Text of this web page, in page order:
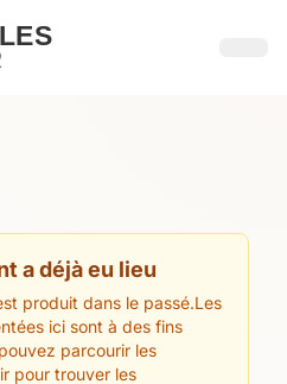
a déjà eu lieu
produit dans le passé.Les
ici sont à des fins
parcourir les
pour trouver les